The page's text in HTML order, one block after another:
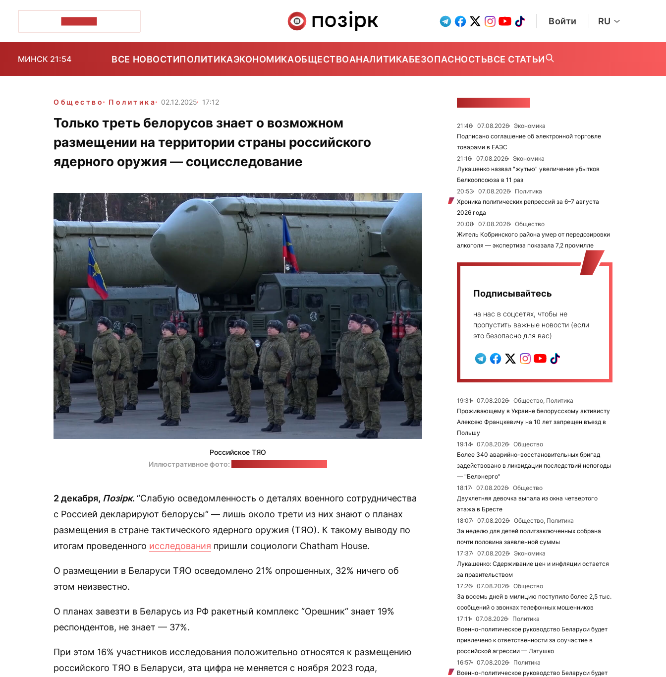
Войти RU
МИНСК 21:54 ВСЕ НОВОСТИПОЛИТИКАЭКОНОМИКАОБЩЕСТВОАНАЛИТИКАБЕЗОПАСНОСТЬВСЕ СТАТЬИ
Общество Политика 02.12.2025 17:12
Только треть белорусов знает о возможном
размещении на территории страны российского
ядерного оружия — социсследование
Российское ТЯО
Иллюстративное фото:
2 декабря, Позірк. “Слабую осведомленность о деталях военного сотрудничества
с Россией декларируют белорусы“ — лишь около трети из них знают о планах
размещения в стране тактического ядерного оружия (ТЯО). К такому выводу по
итогам проведенного исследования пришли социологи Chatham House.
О размещении в Беларуси ТЯО осведомлено 21% опрошенных, 32% ничего об
этом неизвестно.
О планах завезти в Беларусь из РФ ракетный комплекс “Орешник“ знает 19%
респондентов, не знает — 37%.
При этом 16% участников исследования положительно относятся к размещению
российского ТЯО в Беларуси, эта цифра не меняется с ноября 2023 года,
21:46 07.08.2026
Экономика
Подписано соглашение об электронной торговле
товарами в ЕАЭС
21:16
07.08.2026
Экономика
Лукашенко назвал "жутью" увеличение убытков
Белкоопсоюза в 11 раз
20:53
07.08.2026
Политика
Хроника политических репрессий за 6–7 августа
2026 года
20:08
07.08.2026
Общество
Житель Кобринского района умер от передозировки
алкоголя — экспертиза показала 7,2 промилле
Подписывайтесь
на нас в соцсетях, чтобы не
пропустить важные новости (если
это безопасно для вас)
19:31 07.08.2026
Общество, Политика
Проживающему в Украине белорусскому активисту
Алексею Францкевичу на 10 лет запрещен въезд в
Польшу
19:14
07.08.2026
Общество
Более 340 аварийно-восстановительных бригад
задействовано в ликвидации последствий непогоды
— "Белэнерго"
18:17
07.08.2026
Общество
Двухлетняя девочка выпала из окна четвертого
этажа в Бресте
18:07
07.08.2026
Общество, Политика
За неделю для детей политзаключенных собрана
почти половина заявленной суммы
17:37
07.08.2026
Экономика
Лукашенко: Сдерживание цен и инфляции остается
за правительством
17:26
07.08.2026
Общество
За восемь дней в милицию поступило более 2,5 тыс.
сообщений о звонках телефонных мошенников
17:11
07.08.2026
Политика
Военно-политическое руководство Беларуси будет
привлечено к ответственности за соучастие в
российской агрессии — Латушко
16:57
07.08.2026
Политика
Военно-политическое руководство Беларуси будет